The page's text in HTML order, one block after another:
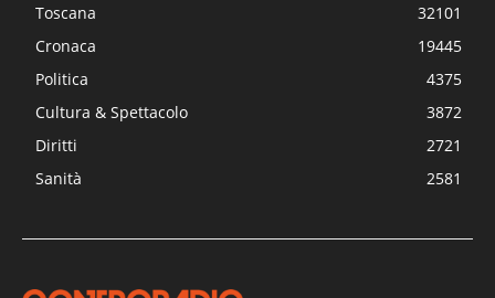
Toscana
32101
Cronaca
19445
Politica
4375
Cultura & Spettacolo
3872
Diritti
2721
Sanità
2581